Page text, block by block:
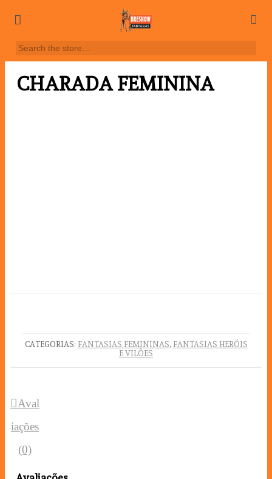
CHARADA FEMININA
CATEGORIAS: FANTASIAS FEMININAS, FANTASIAS HERÓIS
E VILÕES
Aval
iações
(0)